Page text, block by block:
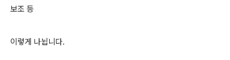
보조 등
이렇게 나뉩니다.